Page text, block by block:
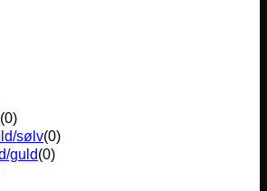
(0)
sølv(0)
guld(0)